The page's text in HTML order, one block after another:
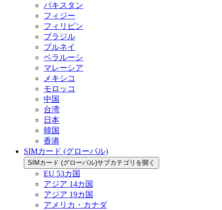
パキスタン
フィジー
フィリピン
ブラジル
ブルネイ
ベラルーシ
マレーシア
メキシコ
モロッコ
中国
台湾
日本
韓国
香港
SIMカード (グローバル)
SIMカード (グローバル)サブカテゴリを開く
EU 53カ国
アジア 14カ国
アジア 19カ国
アメリカ・カナダ